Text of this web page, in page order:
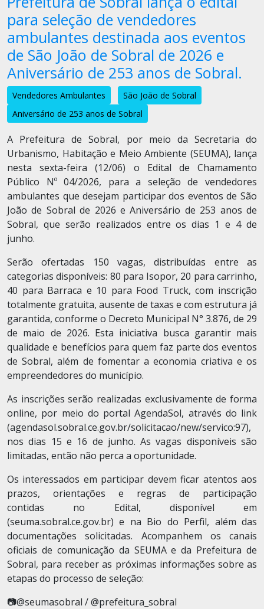
para seleção de vendedores
ambulantes destinada aos eventos
de São João de Sobral de 2026 e
Aniversário de 253 anos de Sobral.
Vendedores Ambulantes
São João de Sobral
Aniversário de 253 anos de Sobral
A Prefeitura de Sobral, por meio da Secretaria do
Urbanismo, Habitação e Meio Ambiente (SEUMA), lança
nesta sexta-feira (12/06) o Edital de Chamamento
Público Nº 04/2026, para a seleção de vendedores
ambulantes que desejam participar dos eventos de São
João de Sobral de 2026 e Aniversário de 253 anos de
Sobral, que serão realizados entre os dias 1 e 4 de
junho.
Serão ofertadas 150 vagas, distribuídas entre as
categorias disponíveis: 80 para Isopor, 20 para carrinho,
40 para Barraca e 10 para Food Truck, com inscrição
totalmente gratuita, ausente de taxas e com estrutura já
garantida, conforme o Decreto Municipal N° 3.876, de 29
de maio de 2026. Esta iniciativa busca garantir mais
qualidade e benefícios para quem faz parte dos eventos
de Sobral, além de fomentar a economia criativa e os
empreendedores do município.
As inscrições serão realizadas exclusivamente de forma
online, por meio do portal AgendaSol, através do link
(agendasol.sobral.ce.gov.br/solicitacao/new/servico:97),
nos dias 15 e 16 de junho. As vagas disponíveis são
limitadas, então não perca a oportunidade.
Os interessados em participar devem ficar atentos aos
prazos, orientações e regras de participação
contidas no Edital, disponível em
(seuma.sobral.ce.gov.br) e na Bio do Perfil, além das
documentações solicitadas. Acompanhem os canais
oficiais de comunicação da SEUMA e da Prefeitura de
Sobral, para receber as próximas informações sobre as
etapas do processo de seleção:
📷@seumasobral / @‌prefeitura_sobral